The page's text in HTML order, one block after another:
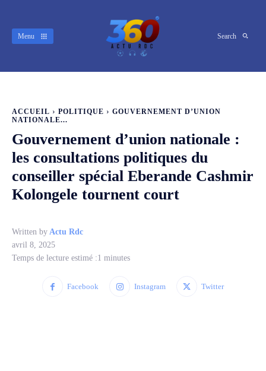
Menu Search
ACCUEIL POLITIQUE
GOUVERNEMENT D’UNION
NATIONALE...
Gouvernement d’union nationale :
les consultations politiques du
conseiller spécial Eberande Cashmir
Kolongele tournent court
Written by Actu Rdc
avril 8, 2025
Temps de lecture estimé :1 minutes
Facebook Instagram Twitter